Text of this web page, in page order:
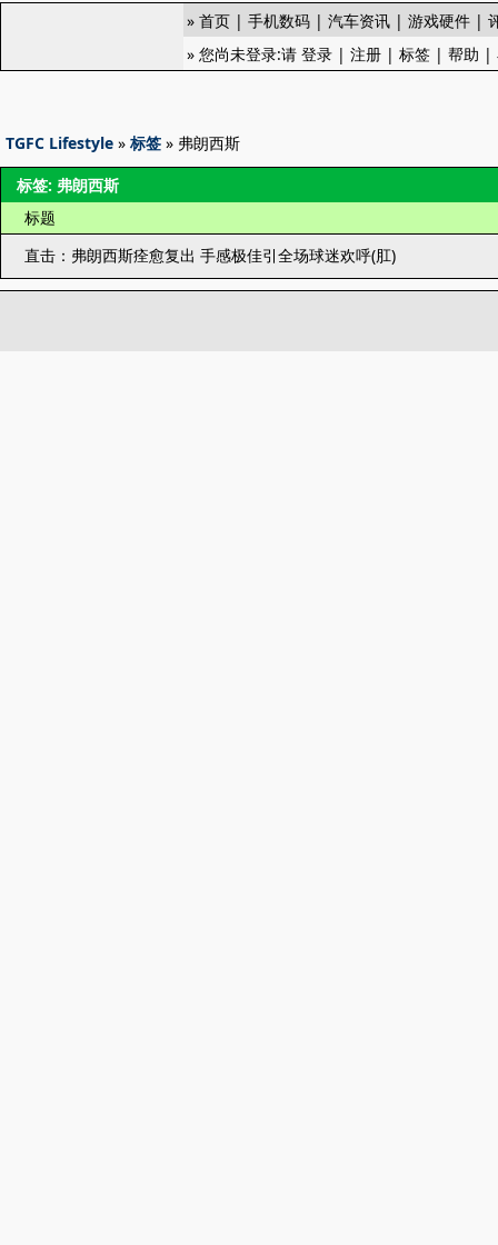
» 首页 | 手机数码 | 汽车资讯 | 游戏硬件 |
» 您尚未登录:请 登录 | 注册 | 标签 | 帮助 |
TGFC Lifestyle » 标签 » 弗朗西斯
标签: 弗朗西斯
标题
直击：弗朗西斯痊愈复出 手感极佳引全场球迷欢呼(肛)